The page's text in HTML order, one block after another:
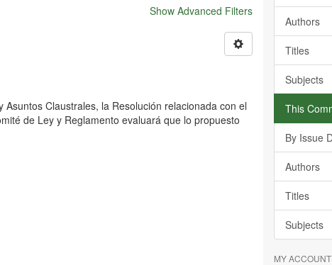
Show Advanced Filters
Claustrales, la Resolución relacionada con el
de Ley y Reglamento evaluará que lo propuesto
Authors
Titles
Subjects
This
By Issue
Authors
Titles
Subjects
MY ACCOUNT